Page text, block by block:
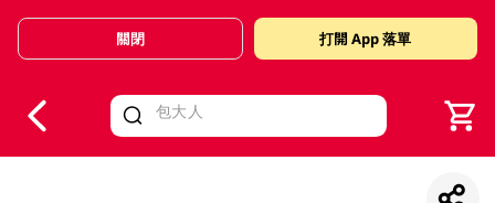
Valid Until 30 June 2026
關閉 打開 App 落單